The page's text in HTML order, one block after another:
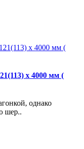
х 4000 мм (
однако
шер..